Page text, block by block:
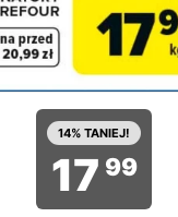
14% TANIEJ!
17 99